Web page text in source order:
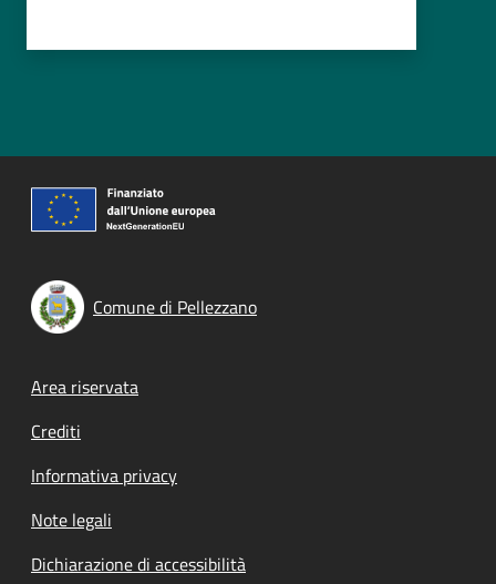
Comune di Pellezzano
Footer menu
Area riservata
Crediti
Informativa privacy
Note legali
Dichiarazione di accessibilità